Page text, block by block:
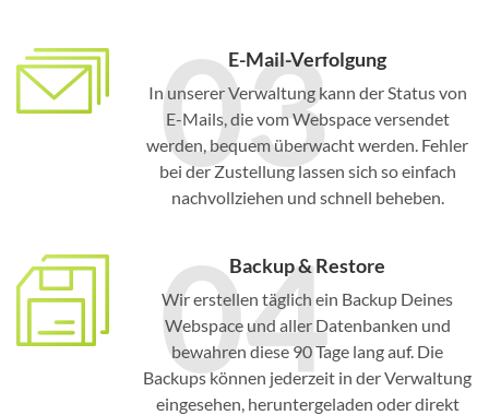
03
E-Mail-Verfolgung
In unserer Verwaltung kann der Status von
E-Mails, die vom Webspace versendet
werden, bequem überwacht werden. Fehler
bei der Zustellung lassen sich so einfach
nachvollziehen und schnell beheben.
04
Backup & Restore
Wir erstellen täglich ein Backup Deines
Webspace und aller Datenbanken und
bewahren diese 90 Tage lang auf. Die
Backups können jederzeit in der Verwaltung
eingesehen, heruntergeladen oder direkt